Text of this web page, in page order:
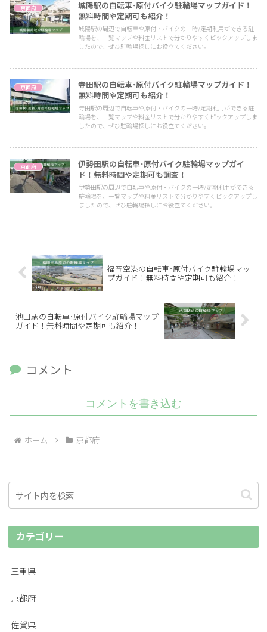
京都府
城陽駅の自転車･原付バイク駐輪場マップガイド！
無料時間や定期可も紹介！
城陽駅の周辺で自転車や原付・バイクの一時/定期利用ができる駐
輪場を、一覧マップや料金リストで分かりやすくピックアップしま
したので、ぜひ駐輪場探しにお役立てください。
京都府
寺田駅の自転車･原付バイク駐輪場マップガイド！
無料時間や定期可も紹介！
寺田駅の周辺で自転車や原付・バイクの一時/定期利用ができる駐
輪場を、一覧マップや料金リストで分かりやすくピックアップしま
したので、ぜひ駐輪場探しにお役立てください。
京都府
伊勢田駅の自転車･原付バイク駐輪場マップガイ
ド！無料時間や定期可も調査！
伊勢田駅の周辺で自転車や原付・バイクの一時/定期利用ができる
駐輪場を、一覧マップや料金リストで分かりやすくピックアップし
ましたので、ぜひ駐輪場探しにお役立てください。
福岡空港の自転車･原付バイク駐輪場マッ
プガイド！無料時間や定期可も紹介！
池田駅の自転車･原付バイク駐輪場マップ
ガイド！無料時間や定期可も紹介！
コメント
コメントを書き込む
ホーム 京都府
カテゴリー
三重県
京都府
佐賀県